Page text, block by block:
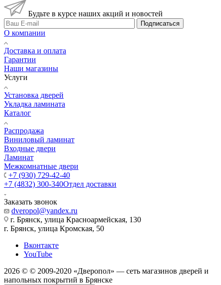
Будьте в курсе наших акций и новостей
Подписаться
О компании
Доставка и оплата
Гарантии
Наши магазины
Услуги
Установка дверей
Укладка ламината
Каталог
Распродажа
Виниловый ламинат
Входные двери
Ламинат
Межкомнатные двери
+7 (930) 729-42-40
+7 (4832) 300-340Отдел доставки
Заказать звонок
dveropol@yandex.ru
г. Брянск, улица Красноармейская, 130
г. Брянск, улица Кромская, 50
Вконтакте
YouTube
2026 © © 2009-2020 «Дверопол» — сеть магазинов дверей и
напольных покрытий в Брянске